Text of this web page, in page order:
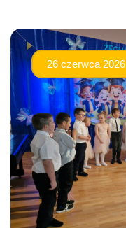
26 czerwca 2026